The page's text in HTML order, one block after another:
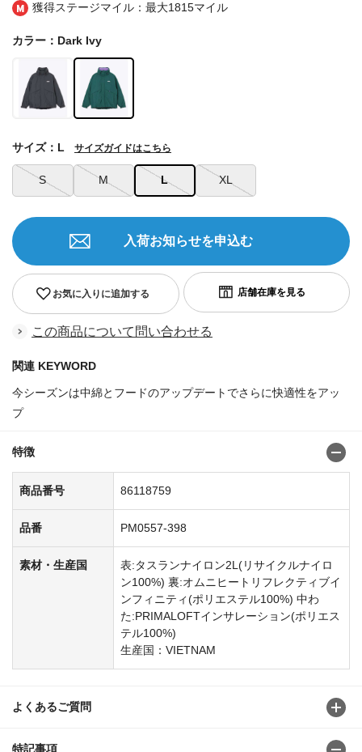
獲得ステージマイル：最大1815マイル
カラー：Dark Ivy
S M L XL
サイズ：L サイズガイドはこちら
お気に入りに追加する
入荷お知らせを申込む
この商品について問い合わせる
関連 KEYWORD
今シーズンは中綿とフードのアップデートでさらに快適性をアッ
プ
特徴
商品番号 86118759
品番 PM0557-398
素材・生産国
表:タスランナイロン2L(リサイクルナイロ
ン100%) 裏:オムニヒートリフレクティブイ
ンフィニティ(ポリエステル100%) 中わ
た:PRIMALOFTインサレーション(ポリエス
テル100%)
生産国：VIETNAM
よくあるご質問
特記事項